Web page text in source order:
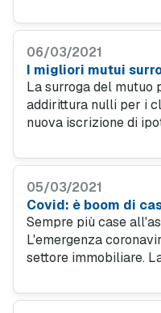
territorio nazionale.
06/03/2021
I migliori mutui
La surroga del mutuo
addirittura nulli per i
nuova iscrizione di
parte di un notaio.
05/03/2021
Covid: è boom di
Sempre più case
L'emergenza
settore immobiliare.
triplicate nelle isole.